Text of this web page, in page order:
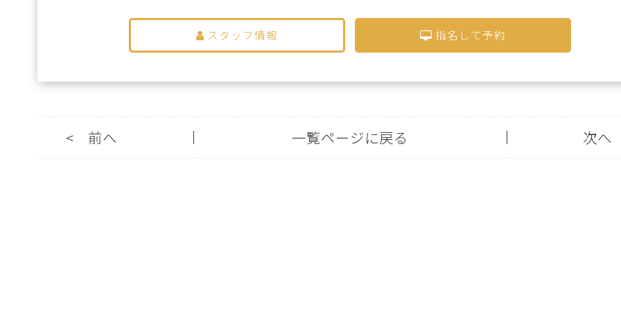
スタッフ情報 指名して予約
< 前へ 一覧ページに戻る 次へ